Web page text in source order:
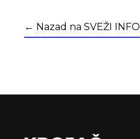
← Nazad na SVEŽI INFO